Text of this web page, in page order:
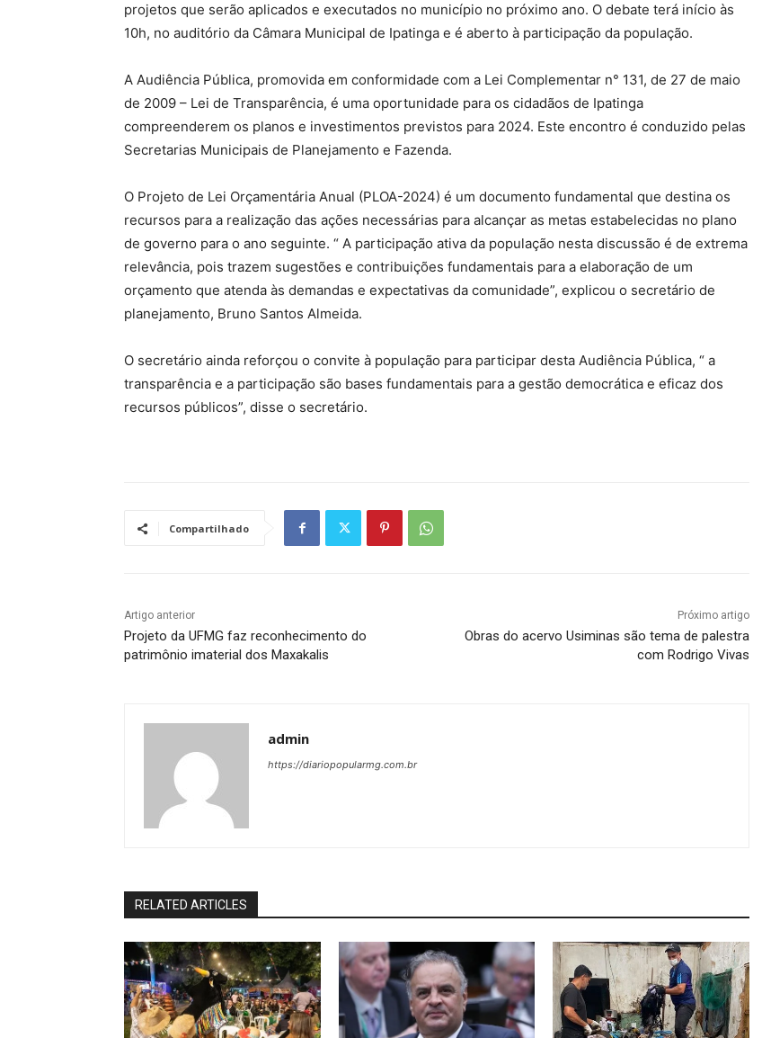
projetos que serão aplicados e executados no município no próximo ano. O debate terá início às
10h, no auditório da Câmara Municipal de Ipatinga e é aberto à participação da população.
A Audiência Pública, promovida em conformidade com a Lei Complementar n° 131, de 27 de maio
de 2009 – Lei de Transparência, é uma oportunidade para os cidadãos de Ipatinga
compreenderem os planos e investimentos previstos para 2024. Este encontro é conduzido pelas
Secretarias Municipais de Planejamento e Fazenda.
O Projeto de Lei Orçamentária Anual (PLOA-2024) é um documento fundamental que destina os
recursos para a realização das ações necessárias para alcançar as metas estabelecidas no plano
de governo para o ano seguinte. “ A participação ativa da população nesta discussão é de extrema
relevância, pois trazem sugestões e contribuições fundamentais para a elaboração de um
orçamento que atenda às demandas e expectativas da comunidade”, explicou o secretário de
planejamento, Bruno Santos Almeida.
O secretário ainda reforçou o convite à população para participar desta Audiência Pública, “ a
transparência e a participação são bases fundamentais para a gestão democrática e eficaz dos
recursos públicos”, disse o secretário.
Compartilhado
Artigo anterior
Projeto da UFMG faz reconhecimento do
patrimônio imaterial dos Maxakalis
Próximo artigo
Obras do acervo Usiminas são tema de palestra
com Rodrigo Vivas
admin
https://diariopopularmg.com.br
RELATED ARTICLES